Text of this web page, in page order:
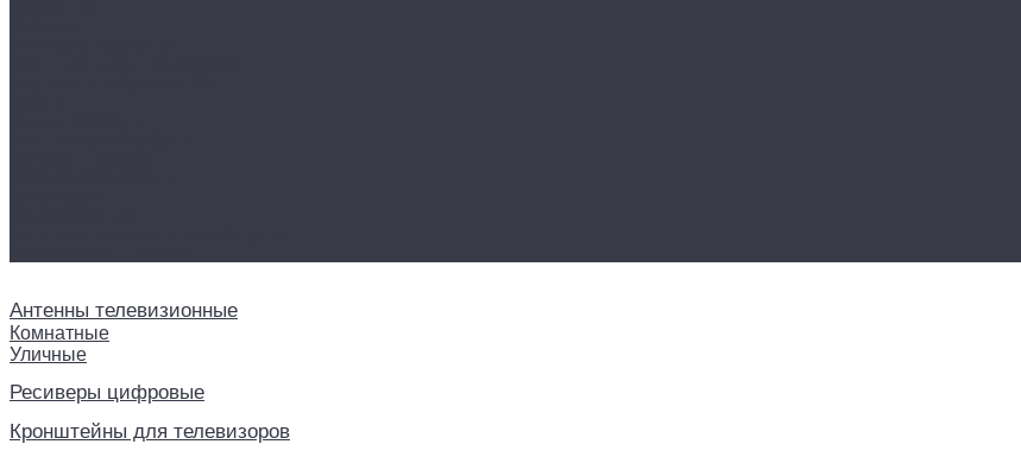
Антенны телевизионные
Комнатные
Уличные
Ресиверы цифровые
Кронштейны для телевизоров